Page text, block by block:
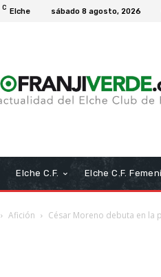
C Elche sábado 8 agosto, 2026
Elche C.F. Elche C.F.
Afición César Moreno debuta en la